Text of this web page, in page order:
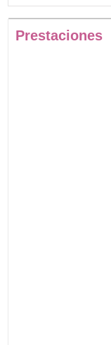
Prestaciones